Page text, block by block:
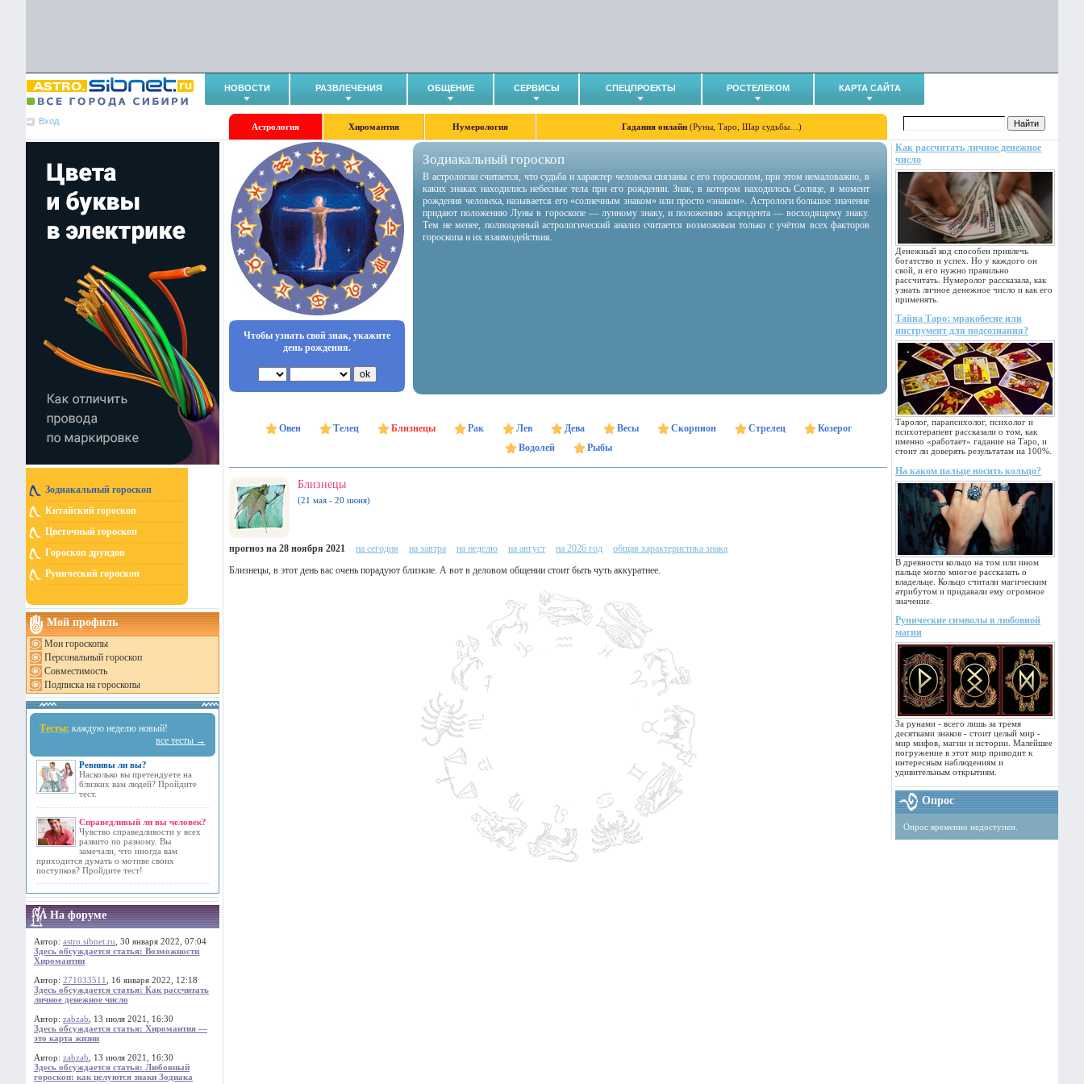
НОВОСТИ РАЗВЛЕЧЕНИЯ ОБЩЕНИЕ СЕРВИСЫ СПЕЦПРОЕКТЫ РОСТЕЛЕКОМ КАРТА САЙТА
Вход
Астрология Хиромантия Нумерология Гадания онлайн (Руны, Таро, Шар судьбы…)
Зодиакальный гороскоп
Китайский гороскоп
Цветочный гороскоп
Гороскоп друидов
Рунический гороскоп
Мой профиль
Мои гороскопы
Персональный гороскоп
Совместимость
Подписка на гороскопы
Тесты: каждую неделю новый!
все тесты →
Ревнивы ли вы?
Насколько вы претендуете на
близких вам людей? Пройдите
тест.
Справедливый ли вы человек?
Чувство справедливости у всех
развито по разному. Вы
замечали, что иногда вам
приходится думать о мотиве своих
поступков? Пройдите тест!
На форуме
Автор: astro.sibnet.ru , 30 января 2022, 07:04
Здесь обсуждается статья: Возможности
Хиромантии
Автор: 271033511
, 16 января 2022, 12:18
Здесь обсуждается статья: Как рассчитать
личное денежное число
Автор: zabzab , 13 июля 2021, 16:30
Здесь обсуждается статья: Хиромантия —
это карта жизни
Автор: zabzab , 13 июля 2021, 16:30
Здесь обсуждается статья: Любовный
гороскоп: как целуются знаки Зодиака
Как рассчитать личное денежное
число
Денежный код способен привлечь
богатство и успех. Но у каждого он
свой, и его нужно правильно
рассчитать. Нумеролог рассказала, как
узнать личное денежное число и как его
применять.
Тайна Таро: мракобесие или
инструмент для подсознания?
Таролог, парапсихолог, психолог и
психотерапевт рассказали о том, как
именно «работает» гадание на Таро, и
стоит ли доверять результатам на 100%.
На каком пальце носить кольцо?
В древности кольцо на том или ином
пальце могло многое рассказать о
владельце. Кольцо считали магическим
атрибутом и придавали ему огромное
значение.
Рунические символы в любовной
магии
За рунами - всего лишь за тремя
десятками знаков - стоит целый мир -
мир мифов, магии и истории. Малейшее
погружение в этот мир приводит к
интересным наблюдениям и
удивительным открытиям.
Опрос
Опрос временно недоступен.
Чтобы узнать свой знак, укажите
день рождения.
Зодиакальный гороскоп
В астрологии считается, что судьба и характер человека связаны с его гороскопом, при этом немаловажно, в
каких знаках находились небесные тела при его рождении. Знак, в котором находилось Солнце, в момент
рождения человека, называется его «солнечным знаком» или просто «знаком». Астрологи большое значение
придают положению Луны в гороскопе — лунному знаку, и положению асцендента — восходящему знаку.
Тем не менее, полноценный астрологический анализ считается возможным только с учётом всех факторов
гороскопа и их взаимодействия.
Овен Телец Близнецы Рак Лев Дева Весы Скорпион Стрелец
Козерог
Водолей
Рыбы
Близнецы
(21 мая - 20 июня)
прогноз на 28 ноября 2021 на сегодня на завтра на неделю на август на 2026 год
общая характеристика знака
Близнецы, в этот день вас очень порадуют близкие. А вот в деловом общении стоит быть чуть аккуратнее.